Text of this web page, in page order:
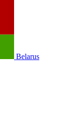
Belarus